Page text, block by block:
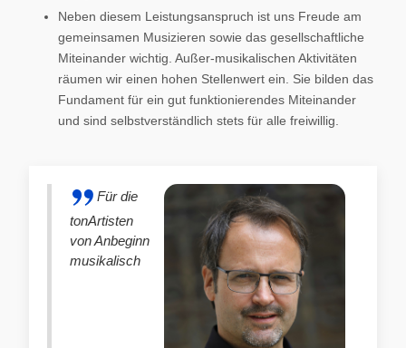
Neben diesem Leistungsanspruch ist uns Freude am
gemeinsamen Musizieren sowie das gesellschaftliche
Miteinander wichtig. Außer-musikalischen Aktivitäten
räumen wir einen hohen Stellenwert ein. Sie bilden das
Fundament für ein gut funktionierendes Miteinander
und sind selbstverständlich stets für alle freiwillig.
Für die
tonArtisten
von Anbeginn
musikalisch